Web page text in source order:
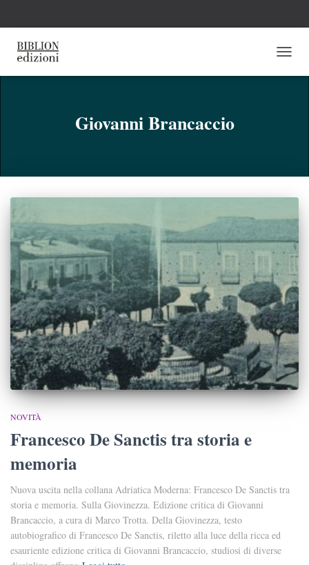
Giovanni Brancaccio
NOVITÀ
Francesco De Sanctis tra storia e
memoria
Nuova uscita nella collana Adriatica Moderna: Francesco De Sanctis tra
storia e memoria. Sulla Giovinezza. Edizione critica di Giovanni
Brancaccio, a cura di Marco Trotta. Della Giovinezza, testo
autobiografico di Francesco De Sanctis, riletto alla luce della ricca ed
esauriente edizione critica di Giovanni Brancaccio, studiosi di diverse